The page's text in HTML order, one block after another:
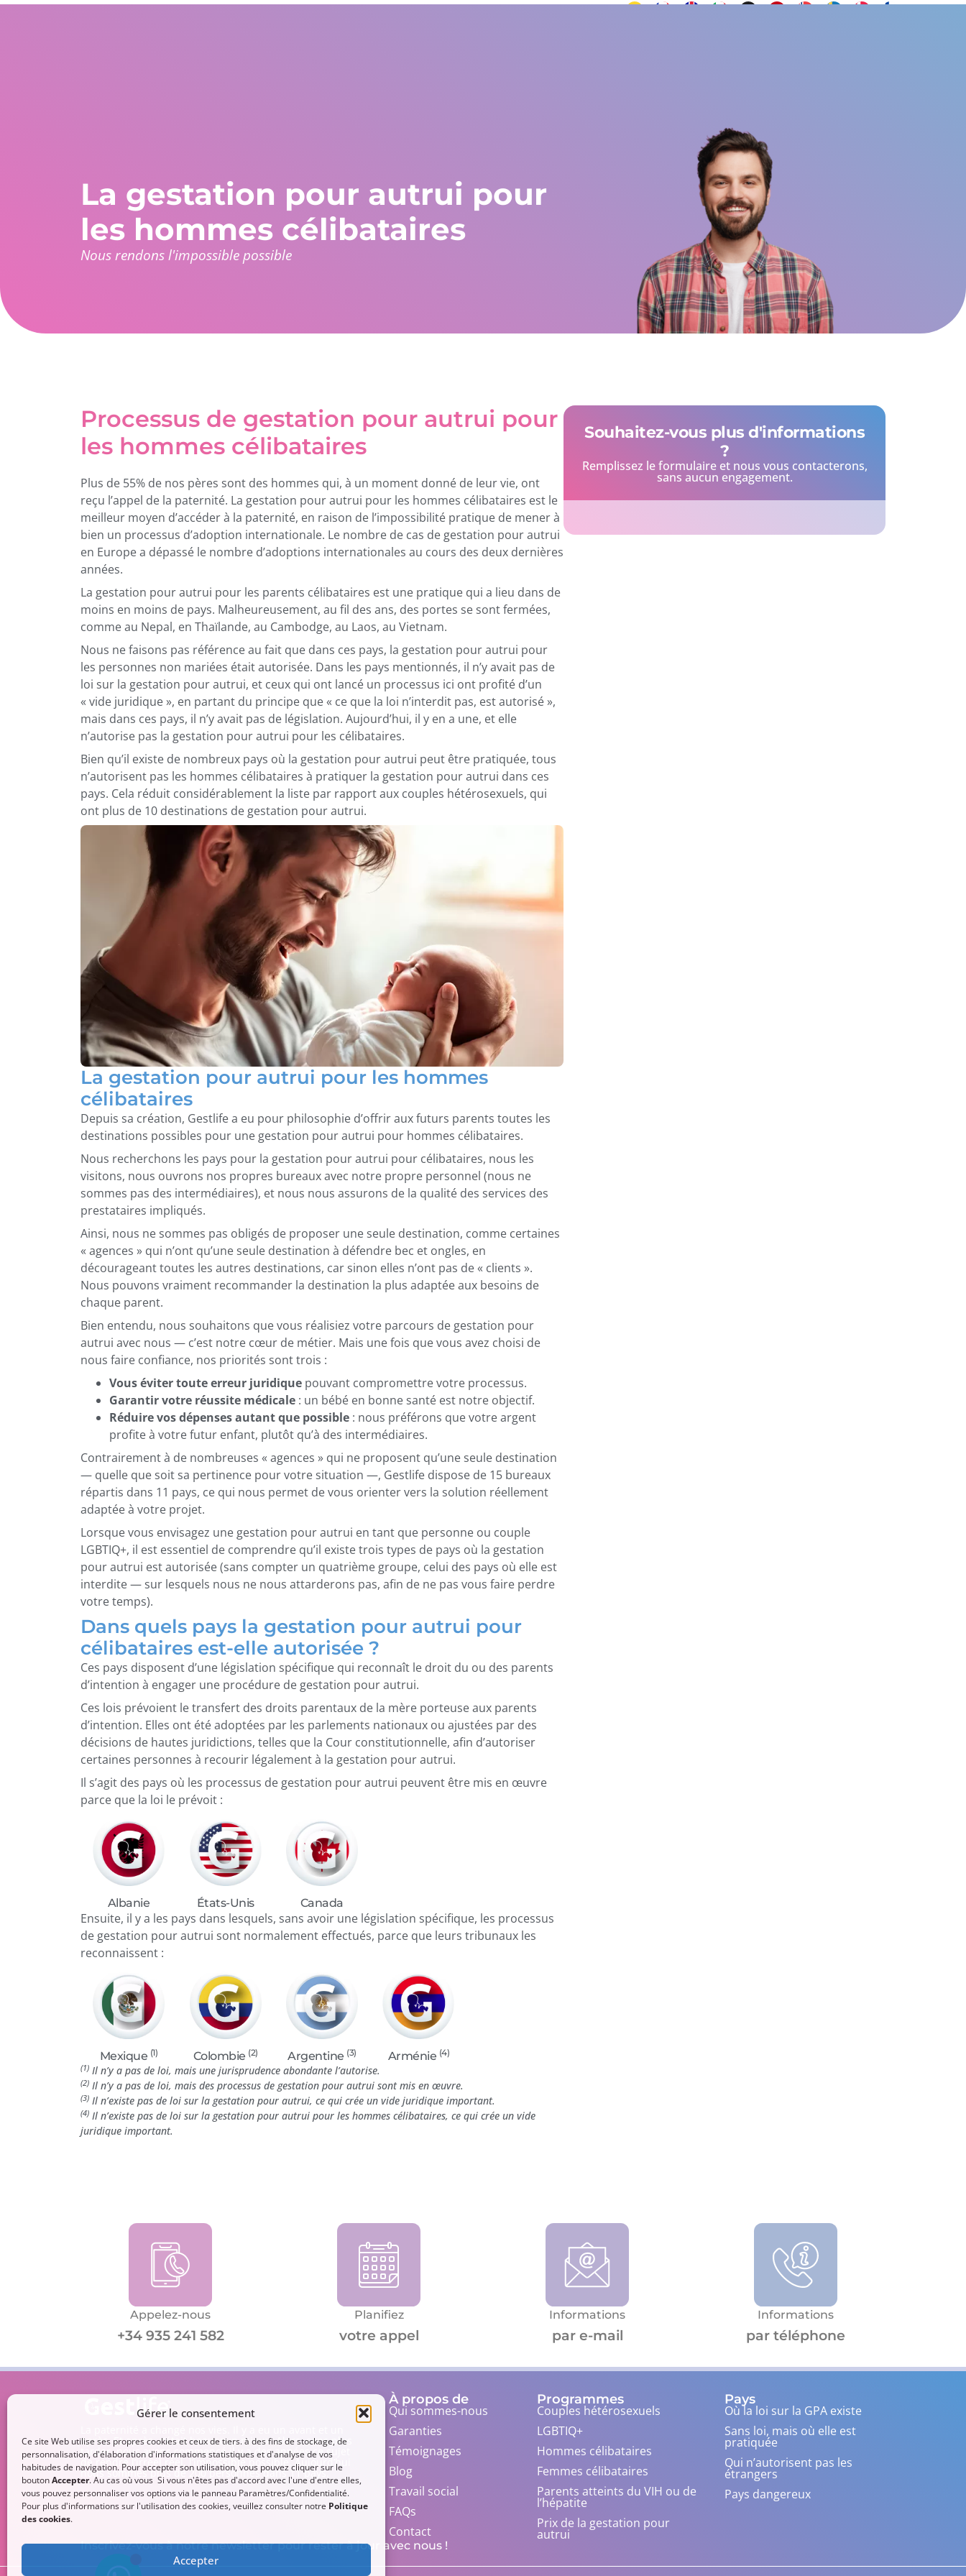
Gérer le consentement
Ce site Web utilise ses propres cookies et ceux de tiers. à des fins de stockage, de
personnalisation, d'élaboration d'informations statistiques et d'analyse de vos
habitudes de navigation. Pour accepter son utilisation, vous pouvez cliquer sur le
boutonAccepter. Au cas où vous Si vous n'êtes pas d'accord avec l'une d'entre elles,
vous pouvez personnaliser vos options via le panneau Paramètres/Confidentialité.
Pour plus d'informations sur l'utilisation des cookies, veuillez consulter notre Politique
des cookies.
Accepter
La gestation pour autrui pour
les hommes célibataires
Nous rendons l'impossible possible
Processus de gestation pour autrui pour
les hommes célibataires
Plus de 55% de nos pères sont des hommes qui, à un moment donné de leur vie, ont
reçu l’appel de la paternité. La gestation pour autrui pour les hommes célibataires est le
meilleur moyen d’accéder à la paternité, en raison de l’impossibilité pratique de mener à
bien un processus d’adoption internationale. Le nombre de cas de gestation pour autrui
en Europe a dépassé le nombre d’adoptions internationales au cours des deux dernières
années.
La gestation pour autrui pour les parents célibataires est une pratique qui a lieu dans de
moins en moins de pays. Malheureusement, au fil des ans, des portes se sont fermées,
comme au Nepal, en Thaïlande, au Cambodge, au Laos, au Vietnam.
Nous ne faisons pas référence au fait que dans ces pays, la gestation pour autrui pour
les personnes non mariées était autorisée. Dans les pays mentionnés, il n’y avait pas de
loi sur la gestation pour autrui, et ceux qui ont lancé un processus ici ont profité d’un
« vide juridique », en partant du principe que « ce que la loi n’interdit pas, est autorisé »,
mais dans ces pays, il n’y avait pas de législation. Aujourd’hui, il y en a une, et elle
n’autorise pas la gestation pour autrui pour les célibataires.
Bien qu’il existe de nombreux pays où la gestation pour autrui peut être pratiquée, tous
n’autorisent pas les hommes célibataires à pratiquer la gestation pour autrui dans ces
pays. Cela réduit considérablement la liste par rapport aux couples hétérosexuels, qui
ont plus de 10 destinations de gestation pour autrui.
La gestation pour autrui pour les hommes
célibataires
Depuis sa création, Gestlife a eu pour philosophie d’offrir aux futurs parents toutes les
destinations possibles pour une gestation pour autrui pour hommes célibataires.
Nous recherchons les pays pour la gestation pour autrui pour célibataires, nous les
visitons, nous ouvrons nos propres bureaux avec notre propre personnel (nous ne
sommes pas des intermédiaires), et nous nous assurons de la qualité des services des
prestataires impliqués.
Ainsi, nous ne sommes pas obligés de proposer une seule destination, comme certaines
« agences » qui n’ont qu’une seule destination à défendre bec et ongles, en
décourageant toutes les autres destinations, car sinon elles n’ont pas de « clients ».
Nous pouvons vraiment recommander la destination la plus adaptée aux besoins de
chaque parent.
Bien entendu, nous souhaitons que vous réalisiez votre parcours de gestation pour
autrui avec nous — c’est notre cœur de métier. Mais une fois que vous avez choisi de
nous faire confiance, nos priorités sont trois :
Vous éviter toute erreur juridique pouvant compromettre votre processus.
Garantir votre réussite médicale : un bébé en bonne santé est notre objectif.
Réduire vos dépenses autant que possible : nous préférons que votre argent
profite à votre futur enfant, plutôt qu’à des intermédiaires.
Contrairement à de nombreuses « agences » qui ne proposent qu’une seule destination
— quelle que soit sa pertinence pour votre situation —, Gestlife dispose de 15 bureaux
répartis dans 11 pays, ce qui nous permet de vous orienter vers la solution réellement
adaptée à votre projet.
Lorsque vous envisagez une gestation pour autrui en tant que personne ou couple
LGBTIQ+, il est essentiel de comprendre qu’il existe trois types de pays où la gestation
pour autrui est autorisée (sans compter un quatrième groupe, celui des pays où elle est
interdite — sur lesquels nous ne nous attarderons pas, afin de ne pas vous faire perdre
votre temps).
Dans quels pays la gestation pour autrui pour
célibataires est-elle autorisée ?
Ces pays disposent d’une législation spécifique qui reconnaît le droit du ou des parents
d’intention à engager une procédure de gestation pour autrui.
Ces lois prévoient le transfert des droits parentaux de la mère porteuse aux parents
d’intention. Elles ont été adoptées par les parlements nationaux ou ajustées par des
décisions de hautes juridictions, telles que la Cour constitutionnelle, afin d’autoriser
certaines personnes à recourir légalement à la gestation pour autrui.
Il s’agit des pays où les processus de gestation pour autrui peuvent être mis en œuvre
parce que la loi le prévoit :
Albanie États-Unis Canada
Ensuite, il y a les pays dans lesquels, sans avoir une législation spécifique, les processus
de gestation pour autrui sont normalement effectués, parce que leurs tribunaux les
reconnaissent :
Mexique (1) Colombie (2) Argentine (3) Arménie (4)
(1) Il n’y a pas de loi, mais une jurisprudence abondante l’autorise.
(2) Il n’y a pas de loi, mais des processus de gestation pour autrui sont mis en œuvre.
(3) Il n’existe pas de loi sur la gestation pour autrui, ce qui crée un vide juridique important.
(4) Il n’existe pas de loi sur la gestation pour autrui pour les hommes célibataires, ce qui crée un vide
juridique important.
Souhaitez-vous plus d'informations
?
Remplissez le formulaire et nous vous contacterons,
sans aucun engagement.
Appelez-nous
+34 935 241 582
Planifiez
votre appel
Informations
par e-mail
Informations
par téléphone
après. Et après, c’était beaucoup mieux. Alors, sans plus
tarder, nous avons commencé il y a des années ce sujet
de rendre l’irréel réel, l’impossible possible. Aujourd’hui
nous sommes plus de 200 personnes dans 11 pays.
À propos de
Qui sommes-nous
Garanties
Témoignages
Blog
Travail social
FAQs
Contact
Programmes
Couples hétérosexuels
LGBTIQ+
Hommes célibataires
Femmes célibataires
Parents atteints du VIH ou de
l’hépatite
Prix ​​de la gestation pour
autrui
Pays
Où la loi sur la GPA existe
Sans loi, mais où elle est
pratiquée
Qui n’autorisent pas les
étrangers
Pays dangereux
Inscrivez-vous à notre newsletter pour rester à jour avec nous !